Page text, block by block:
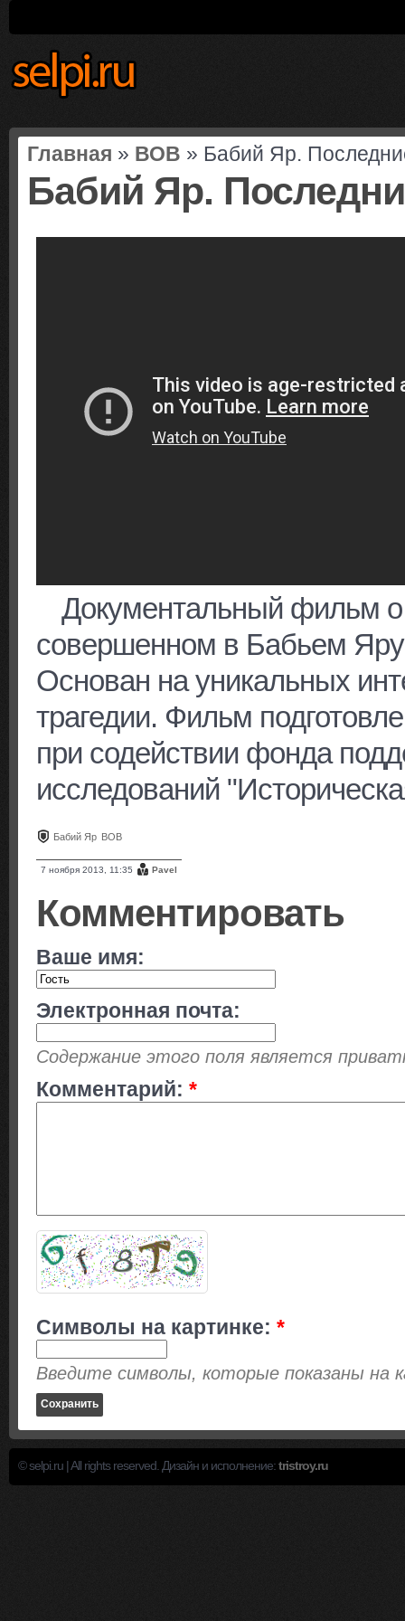
Главная » ВОВ » Бабий Яр.
Бабий Яр.
Документальный фильм о
совершенном в Бабьем Яру
Основан на уникальных
трагедии. Фильм
при содействии фонда
исследований
Бабий Яр ВОВ
7 ноября 2013, 11:35 Pavel
Комментировать
Ваше имя:
Электронная почта:
Содержание этого поля является
Комментарий: *
Символы на картинке: *
Введите символы, которые показаны на
© selpi.ru | All rights reserved. Дизайн и исполнение:tristroy.ru